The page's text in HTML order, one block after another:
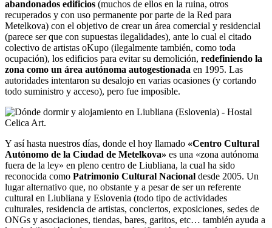
abandonados edificios (muchos de ellos en la ruina, otros
recuperados y con uso permanente por parte de la Red para
Metelkova) con el objetivo de crear un área comercial y residencial
(parece ser que con supuestas ilegalidades), ante lo cual el citado
colectivo de artistas oKupo (ilegalmente también, como toda
ocupación), los edificios para evitar su demolición, redefiniendo la
zona como un área autónoma autogestionada en 1995. Las
autoridades intentaron su desalojo en varias ocasiones (y cortando
todo suministro y acceso), pero fue imposible.
Y así hasta nuestros días, donde el hoy llamado «Centro Cultural
Autónomo de la Ciudad de Metelkova» es una «zona autónoma
fuera de la ley» en pleno centro de Liubliana, la cual ha sido
reconocida como Patrimonio Cultural Nacional desde 2005. Un
lugar alternativo que, no obstante y a pesar de ser un referente
cultural en Liubliana y Eslovenia (todo tipo de actividades
culturales, residencia de artistas, conciertos, exposiciones, sedes de
ONGs y asociaciones, tiendas, bares, garitos, etc… también ayuda a